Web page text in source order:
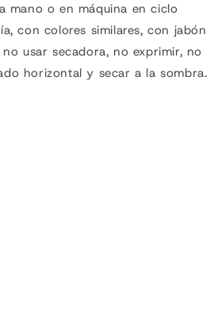
mano o en máquina en ciclo
con colores similares, con jabón
usar secadora, no exprimir, no
horizontal y secar a la sombra.